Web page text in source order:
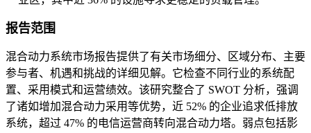
报告范围
混合动力系统市场报告提供了有关市场细分、区域分布、主要
参与者、机遇和挑战的详细见解。它检查不同行业的系统配
置、采用模式和运营绩效。该研究整合了 SWOT 分析，强调
了诸如增加混合动力采用等优势，近 52% 的企业追求低排放
系统，超过 47% 的电信运营商转向混合动力塔。弱点包括影